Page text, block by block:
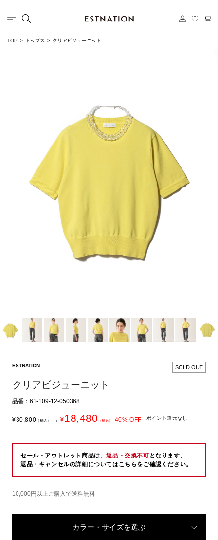
TOP トップス クリアビジューニット
ESTNATION SOLD OUT
クリアビジューニット
品番：61-109-12-050368
¥30,800 （税込） → ¥18,480 （税込） 40% OFF ポイント還元なし
セール・アウトレット商品は、返品・交換不可 となります。
返品・キャンセルの詳細についてはこちらをご確認ください。
10,000円以上ご購入で送料無料
カラー・サイズを選ぶ